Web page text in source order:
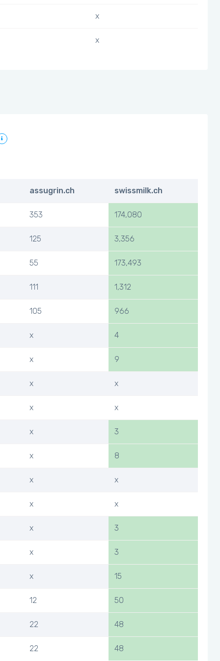
x
x
assugrin.ch swissmilk.ch
353 174,080
125 3,356
55 173,493
111 1,312
105 966
x 4
x 9
x x
x x
x 3
x 8
x x
x x
x 3
x 3
x 15
12 50
22 48
22 48